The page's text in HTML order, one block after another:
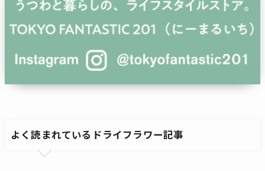
よく読まれているドライフラワー記事